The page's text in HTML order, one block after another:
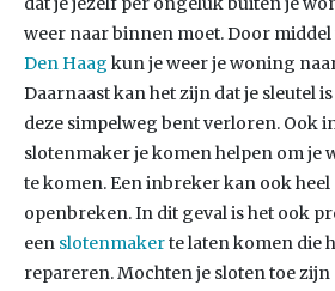
weer naar binnen moet. Door middel
Den Haag kun je weer je woning
Daarnaast kan het zijn dat je sleutel
deze simpelweg bent verloren. Ook
slotenmaker je komen helpen om je
te komen. Een inbreker kan ook
openbreken. In dit geval is het ook
een slotenmakerte laten komen die
repareren. Mochten je sloten toe